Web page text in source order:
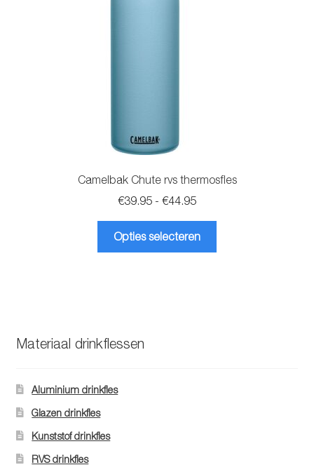
Camelbak Chute rvs thermosfles
€39.95 - €44.95Prijsklasse:
tot
€44.95
Opties selecteren
Materiaal drinkflessen
Aluminium drinkfles
Glazen drinkfles
Kunststof drinkfles
RVS drinkfles